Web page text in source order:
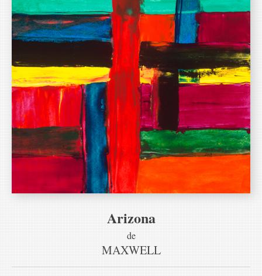
Arizona
de
MAXWELL